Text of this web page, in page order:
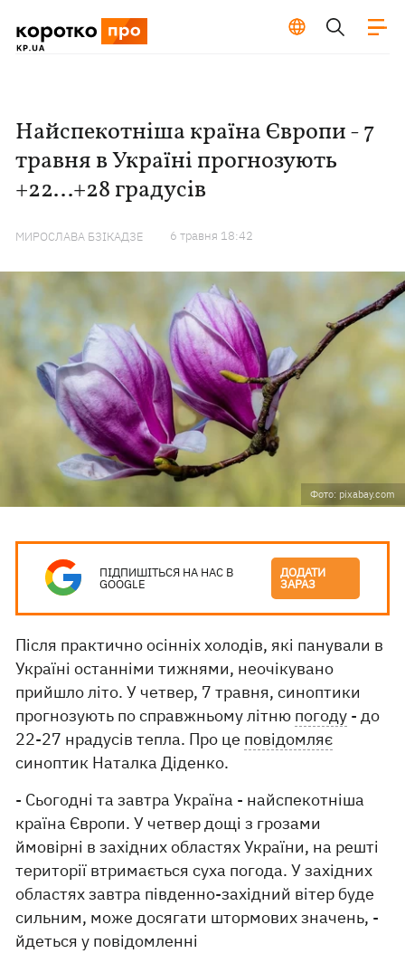
Найспекотніша країна Європи - 7
травня в Україні прогнозують
+22...+28 градусів
МИРОСЛАВА БЗІКАДЗЕ 6 травня 18:42
Фото: pixabay.com
ПІДПИШІТЬСЯ НА НАС В
GOOGLE
ДОДАТИ
ЗАРАЗ
Після практично осінніх холодів, які панували в
Україні останніми тижнями, неочікувано
прийшло літо. У четвер, 7 травня, синоптики
прогнозують по справжньому літню погоду - до
22-27 нрадусів тепла. Про це повідомляє
синоптик Наталка Діденко.
- Сьогодні та завтра Україна - найспекотніша
країна Європи. У четвер дощі з грозами
ймовірні в західних областях України, на решті
території втримається суха погода. У західних
областях завтра південно-західний вітер буде
сильним, може досягати штормових значень, -
йдеться у повідомленні